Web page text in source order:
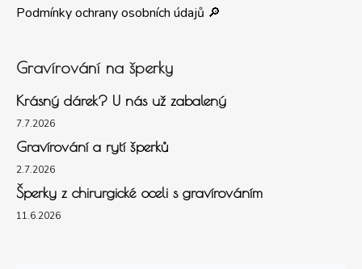
Podmínky ochrany osobních údajů 🔎
Gravírování na šperky
Krásný dárek? U nás už zabalený
7.7.2026
Gravírování a rytí šperků
2.7.2026
Šperky z chirurgické oceli s gravírováním
11.6.2026